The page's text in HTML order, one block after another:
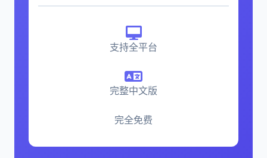
支持全平台
完整中文版
完全免费